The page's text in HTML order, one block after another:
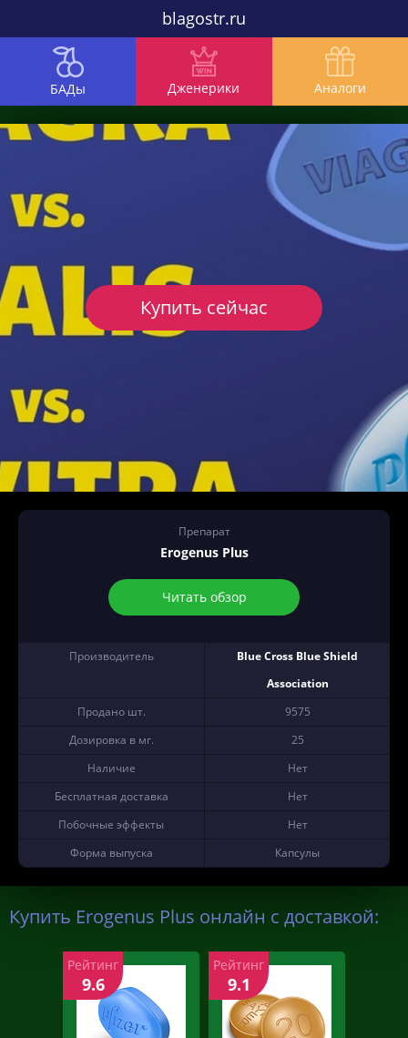
blagostr.ru
БАДы Дженерики Аналоги
Препарат
Erogenus Plus
Читать обзор
Производитель
Blue Cross Blue Shield
Association
Продано шт.
9575
Дозировка в мг.
25
Наличие
Нет
Бесплатная доставка
Нет
Побочные эффекты
Нет
Форма выпуска
Капсулы
Купить сейчас
Купить Erogenus Plus онлайн с доставкой:
Рейтинг
9.6
Рейтинг
9.1